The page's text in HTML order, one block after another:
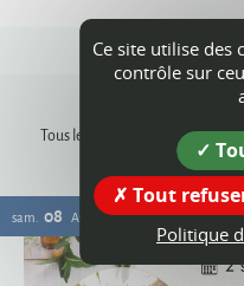
Tous les rendez-vous, les
événements
sam. 08 AOÛT
Ce site utilise des
contrôle sur
Tout
Politique